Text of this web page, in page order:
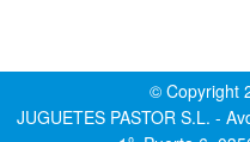
© Copyright
JUGUETES PASTOR S.L. -